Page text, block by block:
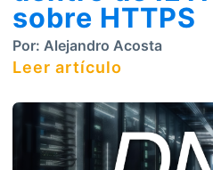
sobre HTTPS
Por: Alejandro Acosta
Leer artículo